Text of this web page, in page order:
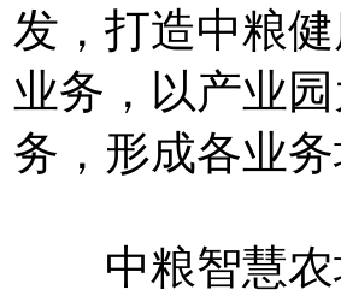
发，打造中粮
业务，以产业
务，形成各业
中粮智慧农